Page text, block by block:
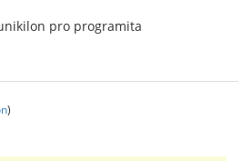
pro programita
)